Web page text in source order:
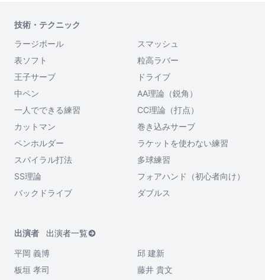
技術・テクニック
ラージボール
スマッシュ
表ソフト
粒高ラバー
王子サーブ
ドライブ
中ペン
AA理論（鋭角）
一人でできる練習
CC理論（打点）
カットマン
巻き込みサーブ
ペンホルダー
ラケットを使わない練習
スパイラル打法
多球練習
SS理論
フォアハンド（初心者向け）
バックドライブ
ダブルス
出演者
出演者一覧
平岡 義博
邱 建新
板垣 孝司
藤井 貴文